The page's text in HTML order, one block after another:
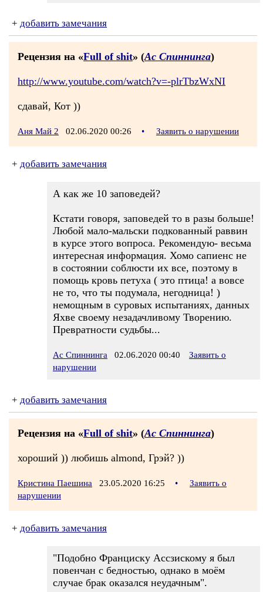
+ добавить замечания
Рецензия на «Full of shit» (Ас Спиннинга)
http://www.youtube.com/watch?v=-plrTbzWxNI
сдавай, Кот ))
Аня Май 2 02.06.2020 00:26 • Заявить о нарушении
+ добавить замечания
А как же 10 заповедей?
Кстати говоря, заповедей то в разы больше!
Любой мало-мальски подкованный раввин
в курсе этого вопроса. Рекомендую- весьма
интересная информация. Хомо сапиенс не
в состоянии соблюсти их все, поэтому в
помощь кровь петуха ( это птица! а вовсе
не то, что ты подумала, негодница! )
немощным в суровых испытаниях, данных
Яхве своему незадачливому Творению.
Превратности судьбы...
Ас Спиннинга 02.06.2020 00:40
Заявить о
нарушении
+ добавить замечания
Рецензия на «Full of shit» (Ас Спиннинга)
хороший )) любишь almond, Грэй? ))
Кристина Паешина 23.05.2020 16:25 •
Заявить о
нарушении
+ добавить замечания
"Подобно Франциску Ассзискому я был
повенчан с бедностью, однако в моём
случае брак оказался неудачным".